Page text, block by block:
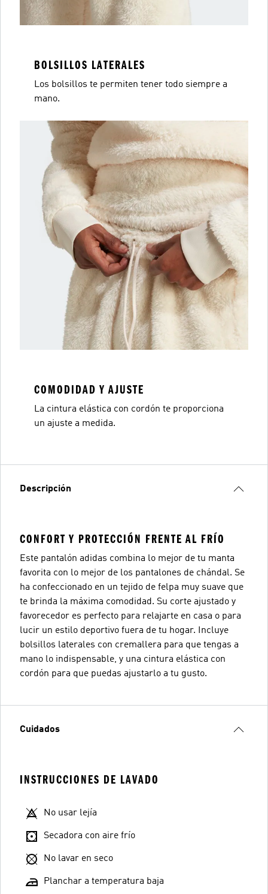
BOLSILLOS LATERALES
Los bolsillos te permiten tener todo siempre a
mano.
COMODIDAD Y AJUSTE
La cintura elástica con cordón te proporciona
un ajuste a medida.
Descripción
CONFORT Y PROTECCIÓN FRENTE AL FRÍO
Este pantalón adidas combina lo mejor de tu manta
favorita con lo mejor de los pantalones de chándal. Se
ha confeccionado en un tejido de felpa muy suave que
te brinda la máxima comodidad. Su corte ajustado y
favorecedor es perfecto para relajarte en casa o para
lucir un estilo deportivo fuera de tu hogar. Incluye
bolsillos laterales con cremallera para que tengas a
mano lo indispensable, y una cintura elástica con
cordón para que puedas ajustarlo a tu gusto.
Cuidados
INSTRUCCIONES DE LAVADO
No usar lejía
Secadora con aire frío
No lavar en seco
Planchar a temperatura baja